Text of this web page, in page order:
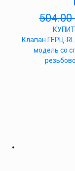
504.00
Клапан ГЕРЦ-
модель со